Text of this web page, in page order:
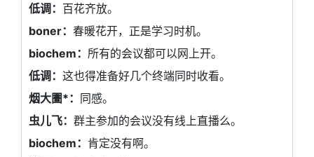
低调： 百花齐放。
boner： 春暖花开，正是学习时机。
biochem： 所有的会议都可以网上开。
低调： 这也得准备好几个终端同时收看。
烟大圕*： 同感。
虫儿飞： 群主参加的会议没有线上直播么。
biochem： 肯定没有啊。